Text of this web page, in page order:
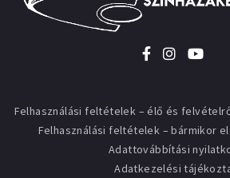
Felhasználási feltételek – élő és
Felhasználási feltételek – bármikor
Adattovábbítási
Adatkezelési